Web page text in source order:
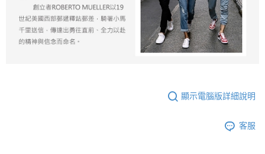
顯示電腦版詳細說明
客服